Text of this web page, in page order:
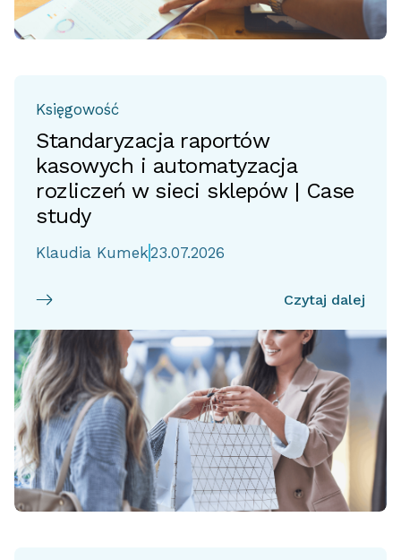
Księgowość
Standaryzacja raportów
kasowych i automatyzacja
rozliczeń w sieci sklepów | Case
study
Klaudia Kumek23.07.2026
Czytaj dalej